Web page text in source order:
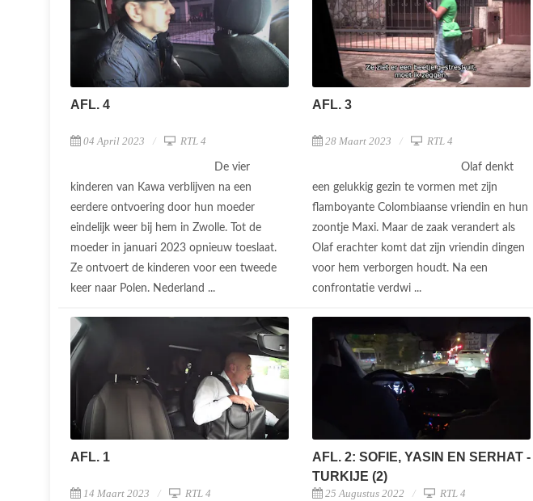
AFL. 4
04 April 2023 RTL 4
De vier
kinderen van Kawa verblijven na een
eerdere ontvoering door hun moeder
eindelijk weer bij hem in Zwolle. Tot de
moeder in januari 2023 opnieuw toeslaat.
Ze ontvoert de kinderen voor een tweede
keer naar Polen. Nederland ...
AFL. 3
28 Maart 2023 RTL 4
Olaf denkt
een gelukkig gezin te vormen met zijn
flamboyante Colombiaanse vriendin en hun
zoontje Maxi. Maar de zaak verandert als
Olaf erachter komt dat zijn vriendin dingen
voor hem verborgen houdt. Na een
confrontatie verdwi ...
AFL. 1
14 Maart 2023 RTL 4
AFL. 2: SOFIE, YASIN EN SERHAT -
TURKIJE (2)
25 Augustus 2022 RTL 4